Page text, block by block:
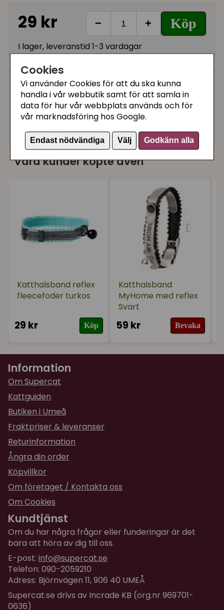
Cookies
Vi använder Cookies för att du ska kunna
handla i vår webbutik samt för att samla in
data för hur vår webbplats används och för
vår marknadsföring hos Google.
Endast nödvändiga Välj Godkänn alla
29 kr − + Köp
I lager, leveranstid 1-3 vardagar
Kategorier:
Katthalsband med bältesspänne
Katthalsband med reflex
Våra kunder köpte även
Katthalsband reflex
fleecefoder turkos
29 kr Köp
Katthalsband
MyHome med reflex
Svart
59 kr Bevaka
Information
Om Supercat
Kattguiden
Butiken i Umeå
Fraktpriser & leveranser
Returinformation
Ångra din order
Köpvillkor
Om företaget / Kontakta oss
Om Cookies
Kundtjänst
Om du har några frågor eller funderingar är det
bara att höra av dig till oss.
E-post: info@supercat.se
Telefon: 090-2059210
Adress: Björnvägen 11, 906 40 UMEÅ
Supercat.se drivs av Incrade KB (org.nr 969701-
0636)